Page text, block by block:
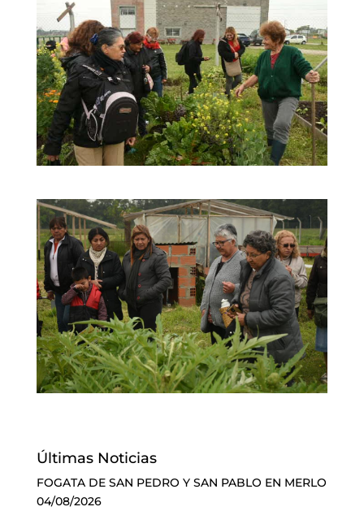
Últimas Noticias
FOGATA DE SAN PEDRO Y SAN PABLO EN MERLO
04/08/2026